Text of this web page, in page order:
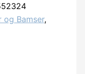
og Bamser,